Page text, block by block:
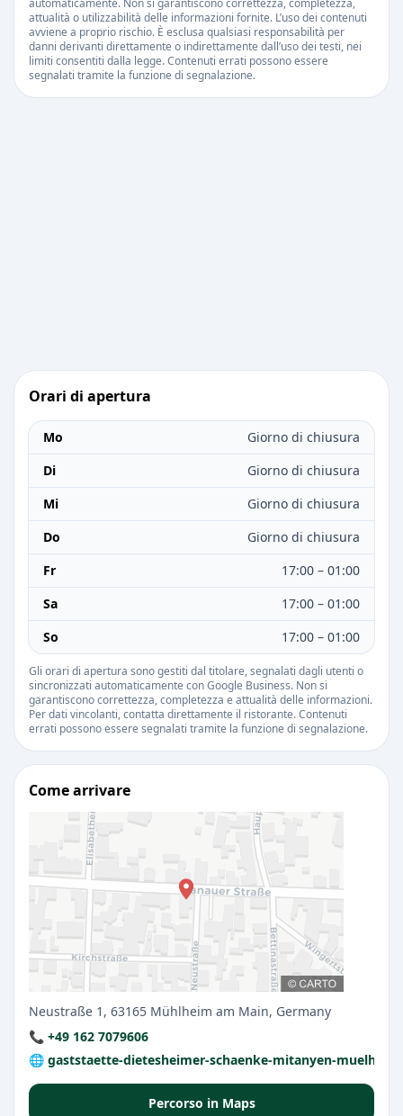
automaticamente. Non si garantiscono correttezza, completezza,
attualità o utilizzabilità delle informazioni fornite. L’uso dei contenuti
avviene a proprio rischio. È esclusa qualsiasi responsabilità per
danni derivanti direttamente o indirettamente dall’uso dei testi, nei
limiti consentiti dalla legge. Contenuti errati possono essere
segnalati tramite la funzione di segnalazione.
Orari di apertura
Mo
Giorno di chiusura
Di
Giorno di chiusura
Mi
Giorno di chiusura
Do
Giorno di chiusura
Fr
17:00 – 01:00
Sa
17:00 – 01:00
So
17:00 – 01:00
Gli orari di apertura sono gestiti dal titolare, segnalati dagli utenti o
sincronizzati automaticamente con Google Business. Non si
garantiscono correttezza, completezza e attualità delle informazioni.
Per dati vincolanti, contatta direttamente il ristorante. Contenuti
errati possono essere segnalati tramite la funzione di segnalazione.
Come arrivare
Neustraße 1, 63165 Mühlheim am Main, Germany
📞 +49 162 7079606
🌐 gaststaette-dietesheimer-schaenke-mitanyen-
Percorso in Maps